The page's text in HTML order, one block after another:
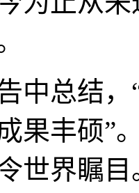
中总结
果丰硕”
世界瞩